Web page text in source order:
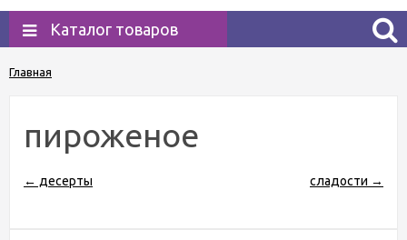
Каталог товаров
Главная
пироженое
сладости →
← десерты